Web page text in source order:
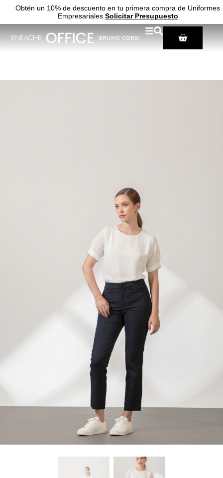
Obtén un 10% de descuento en tu primera compra de Uniformes
Empresariales Solicitar Presupuesto